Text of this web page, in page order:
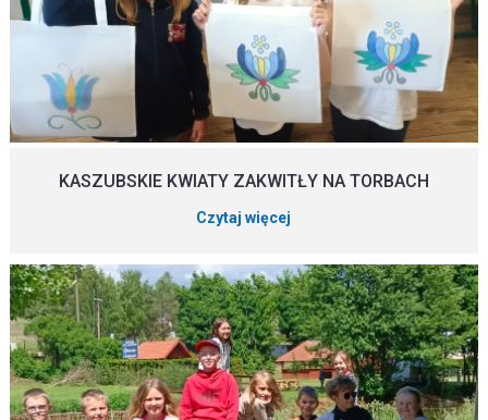
KASZUBSKIE KWIATY ZAKWITŁY NA TORBACH
Czytaj więcej